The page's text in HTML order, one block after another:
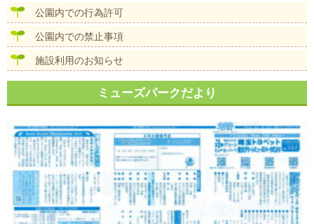
公園内での行為許可
公園内での禁止事項
施設利用のお知らせ
ミューズパークだより